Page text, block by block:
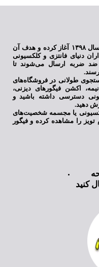
فروشگاه اینترنتی نیکام تویز فعالیت خود را از سال ۱۳۹۸ آغاز کرده و هدف آن
دنیای فانتزی و کلکسیونی
ضربه ارسال می‌شوند تا
طولانی در فروشگاه‌های
اکشن فیگورهای دیزنی،
دسترسی داشته باشید و
دهید.
یا مجسمه شخصیت‌های
را مشاهده کرده و فیگور
کنید